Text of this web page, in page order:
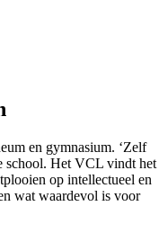
en gymnasium. ‘Zelf
school. Het VCL vindt het
op intellectueel en
wat waardevol is voor